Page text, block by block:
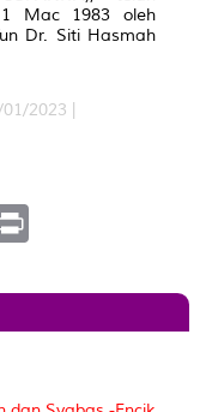
Mac 1983 oleh
Dr. Siti Hasmah
2023 |
t